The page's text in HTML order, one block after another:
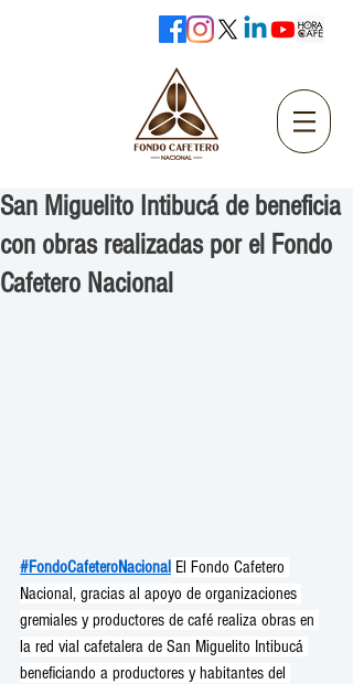
San Miguelito Intibucá de beneficia
con obras realizadas por el Fondo
Cafetero Nacional
#FondoCafeteroNacional El Fondo Cafetero
Nacional, gracias al apoyo de organizaciones
gremiales y productores de café realiza obras en
la red vial cafetalera de San Miguelito Intibucá
beneficiando a productores y habitantes del